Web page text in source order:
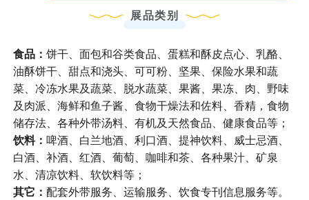
展品类别
食品： 饼干、面包和谷类食品、蛋糕和酥皮点心、乳酪、
油酥饼干、甜点和浇头、可可粉、坚果、保险水果和蔬
菜、冷冻水果及蔬菜、脱水蔬菜、果酱、果冻、肉、野味
及肉派、海鲜和鱼子酱、食物干燥法和佐料、香精，食物
储存法、各种外带汤料、有机及天然食品、健康食品等；
饮料： 啤酒、白兰地酒、利口酒、提神饮料、威士忌酒、
白酒、补酒、红酒、葡萄、咖啡和茶、各种果汁、矿泉
水、清凉饮料、软饮料等；
其它： 配套外带服务、运输服务、饮食专刊信息服务等。